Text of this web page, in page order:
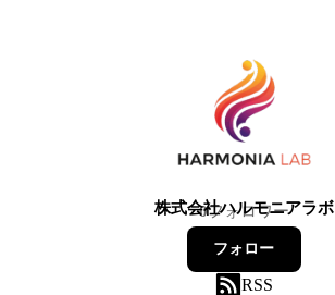
株式会社ハルモニアラボ
0フォロワー
フォロー
RSS